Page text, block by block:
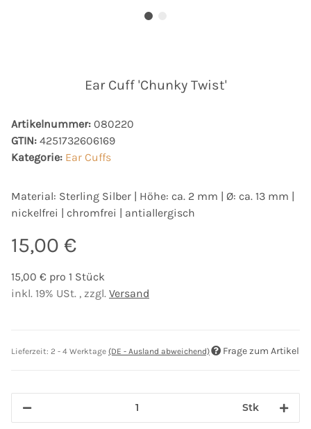
Ear Cuff 'Chunky Twist'
Artikelnummer: 080220
GTIN: 4251732606169
Kategorie: Ear Cuffs
Material: Sterling Silber | Höhe: ca. 2 mm | Ø: ca. 13 mm |
nickelfrei | chromfrei | antiallergisch
15,00 €
15,00 € pro 1 Stück
inkl. 19% USt. , zzgl. Versand
Lieferzeit: 2 - 4 Werktage (DE - Ausland abweichend) Frage zum Artikel
Stk